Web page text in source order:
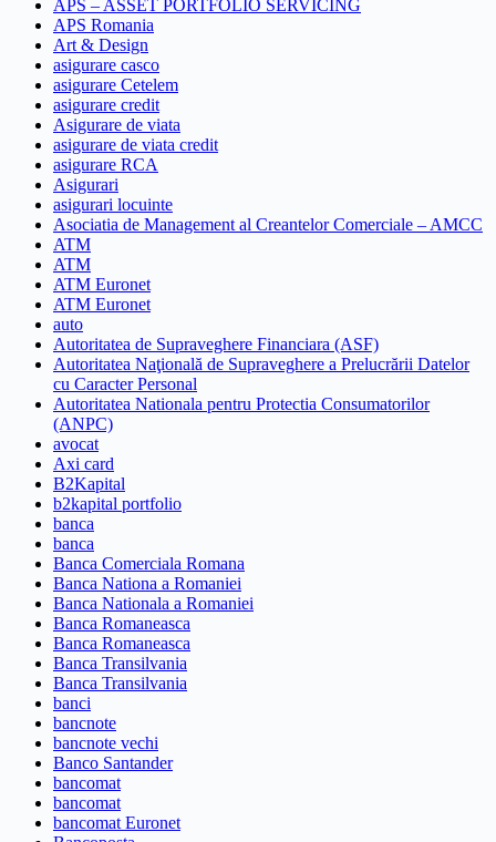
APS – ASSET PORTFOLIO SERVICING
APS Romania
Art & Design
asigurare casco
asigurare Cetelem
asigurare credit
Asigurare de viata
asigurare de viata credit
asigurare RCA
Asigurari
asigurari locuinte
Asociatia de Management al Creantelor Comerciale – AMCC
ATM
ATM
ATM Euronet
ATM Euronet
auto
Autoritatea de Supraveghere Financiara (ASF)
Autoritatea Naţională de Supraveghere a Prelucrării Datelor
cu Caracter Personal
Autoritatea Nationala pentru Protectia Consumatorilor
(ANPC)
avocat
Axi card
B2Kapital
b2kapital portfolio
banca
banca
Banca Comerciala Romana
Banca Nationa a Romaniei
Banca Nationala a Romaniei
Banca Romaneasca
Banca Romaneasca
Banca Transilvania
Banca Transilvania
banci
bancnote
bancnote vechi
Banco Santander
bancomat
bancomat
bancomat Euronet